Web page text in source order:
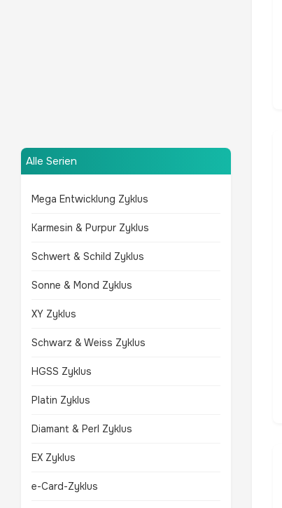
Alle Serien
Mega Entwicklung Zyklus
Karmesin & Purpur Zyklus
Schwert & Schild Zyklus
Sonne & Mond Zyklus
XY Zyklus
Schwarz & Weiss Zyklus
HGSS Zyklus
Platin Zyklus
Diamant & Perl Zyklus
EX Zyklus
e-Card-Zyklus